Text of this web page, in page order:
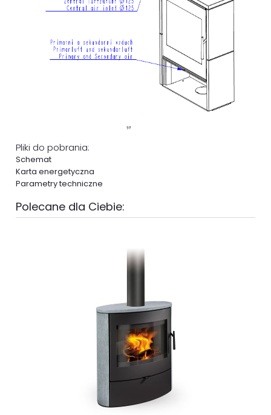
Pliki do pobrania:
Schemat
Karta energetyczna
Parametry techniczne
Polecane dla Ciebie: